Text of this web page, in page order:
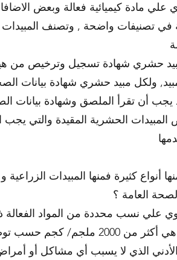
مادة كيميائية فعالة وبعض
في تصنيفات واضحة , وتصنف
حشري شهادة تسجيل وترخيص من
يجب أن تقرأ الملصق وشهادة بيانات
المبيدات الحشرية المقيدة والتي
العامة ؟
علي نسب محددة من المواد
القاتلة لهذة المبيدات هي